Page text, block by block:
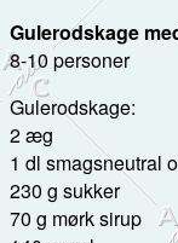
Gulerodskage
8-10 personer
Gulerodskage:
2 æg
1 dl smagsneutral
230 g sukker
70 g mørk sirup